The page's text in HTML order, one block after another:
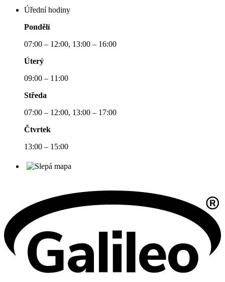
Úřední hodiny
Pondělí
07:00 – 12:00, 13:00 – 16:00
Úterý
09:00 – 11:00
Středa
07:00 – 12:00, 13:00 – 17:00
Čtvrtek
13:00 – 15:00